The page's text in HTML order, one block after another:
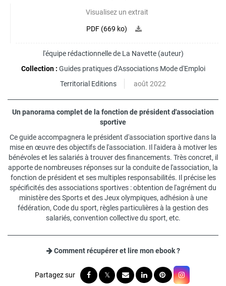
Visualisez un extrait
PDF (669 ko)
l'équipe rédactionnelle de La Navette(auteur)
Collection : Guides pratiques d'Associations Mode d'Emploi
Territorial Editions
août 2022
Un panorama complet de la fonction de président d'association
sportive
Ce guide accompagnera le président d'association sportive dans la
mise en œuvre des objectifs de l'association. Il l'aidera à motiver les
bénévoles et les salariés à trouver des financements. Très concret, il
apporte de nombreuses réponses sur la conduite de l'association, la
fonction de président et ses multiples responsabilités. Il précise les
spécificités des associations sportives : obtention de l'agrément du
ministère des Sports et des Jeux olympiques, adhésion à une
fédération, Code du sport, règles particulières à la gestion des
salariés, convention collective du sport, etc.
Comment récupérer et lire mon ebook ?